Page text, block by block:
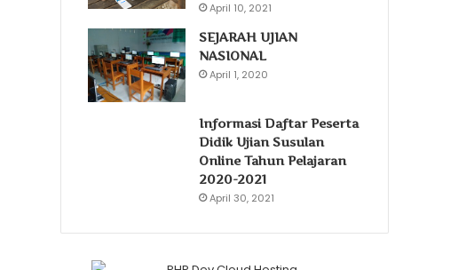
April 10, 2021
SEJARAH UJIAN
NASIONAL
April 1, 2020
Informasi Daftar Peserta
Didik Ujian Susulan
Online Tahun Pelajaran
2020-2021
April 30, 2021